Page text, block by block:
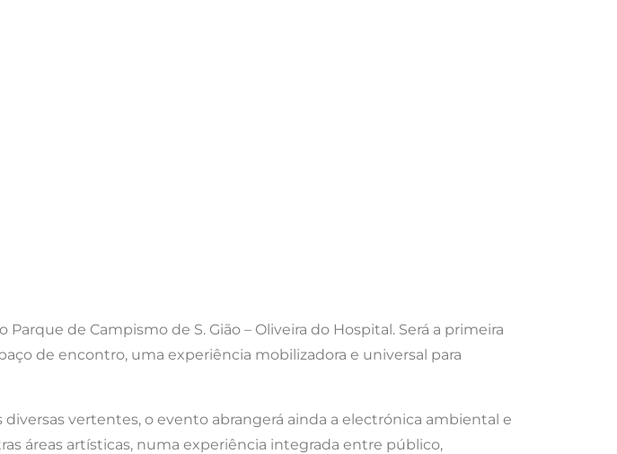
de Campismo de S. Gião – Oliveira do Hospital. Será a primeira
de encontro, uma experiência mobilizadora e universal para
vertentes, o evento abrangerá ainda a electrónica ambiental e
áreas artísticas, numa experiência integrada entre público,